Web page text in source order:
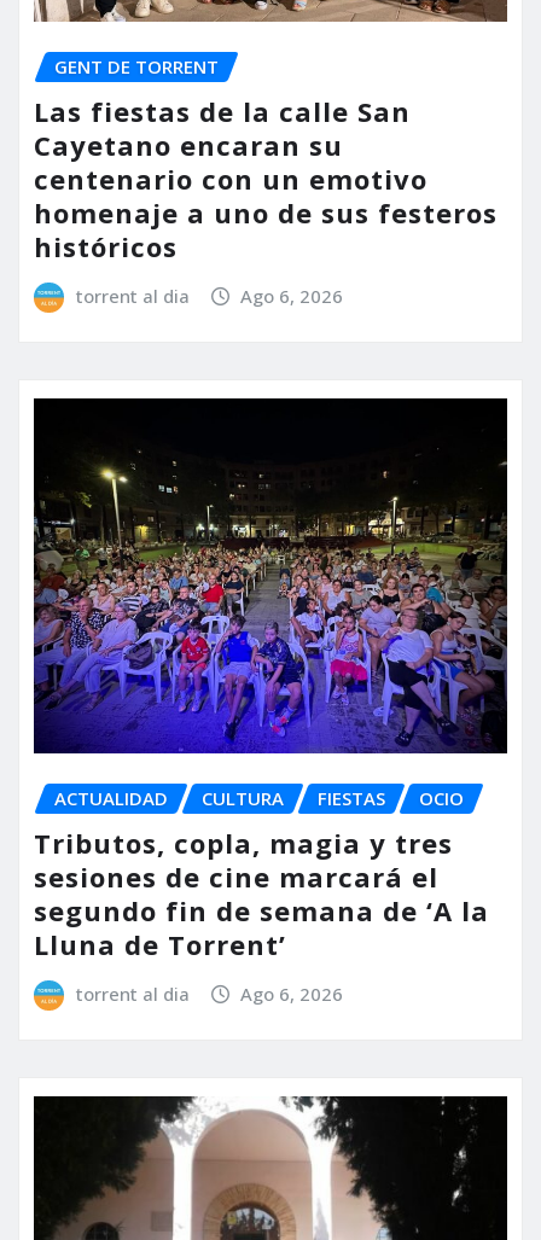
GENT DE TORRENT
Las fiestas de la calle San
Cayetano encaran su
centenario con un emotivo
homenaje a uno de sus festeros
históricos
torrent al dia Ago 6, 2026
ACTUALIDAD CULTURA FIESTAS OCIO
Tributos, copla, magia y tres
sesiones de cine marcará el
segundo fin de semana de ‘A la
Lluna de Torrent’
torrent al dia Ago 6, 2026